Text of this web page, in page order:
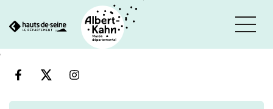
engine
Cookies management panel